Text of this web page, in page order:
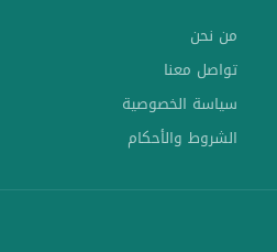
من نحن
تواصل معنا
سياسة الخصوصية
الشروط والأحكام